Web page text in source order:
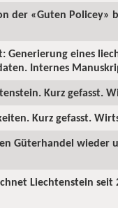
der «Guten Policey»
eines
Internes
Kurz gefasst.
Kurz gefasst.
Güterhandel wieder
Liechtenstein seit